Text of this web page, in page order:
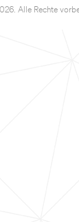
Alle Rechte